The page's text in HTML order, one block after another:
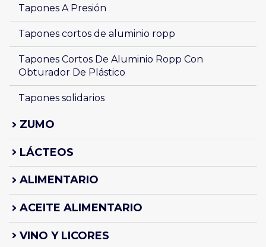
Tapones A Presión
Tapones cortos de aluminio ropp
Tapones Cortos De Aluminio Ropp Con
Obturador De Plástico
Tapones solidarios
ZUMO
LÁCTEOS
ALIMENTARIO
ACEITE ALIMENTARIO
VINO Y LICORES